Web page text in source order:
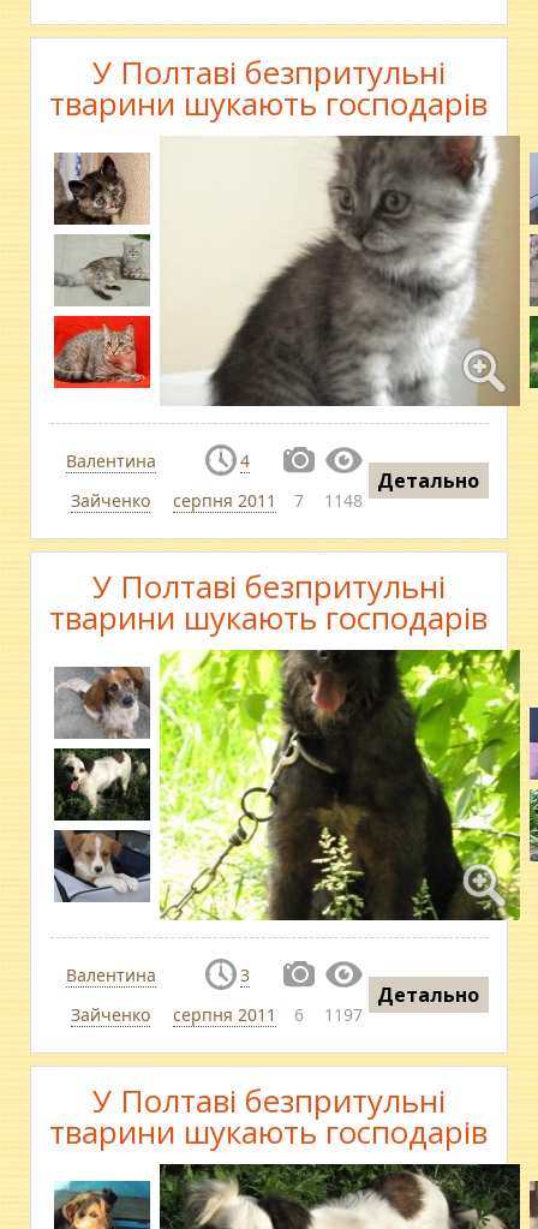
У Полтаві безпритульні
тварини шукають господарів
Валентина
Зайченко
4
серпня 2011
7 1148
Детально
У Полтаві безпритульні
тварини шукають господарів
Валентина
Зайченко
3
серпня 2011
6 1197
Детально
У Полтаві безпритульні
тварини шукають господарів